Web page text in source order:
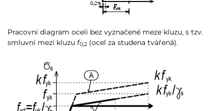
Pracovní diagram oceli bez vyznačené meze kluzu, s tzv.
smluvní mezí kluzu f0,2 (ocel za studena tvářená).